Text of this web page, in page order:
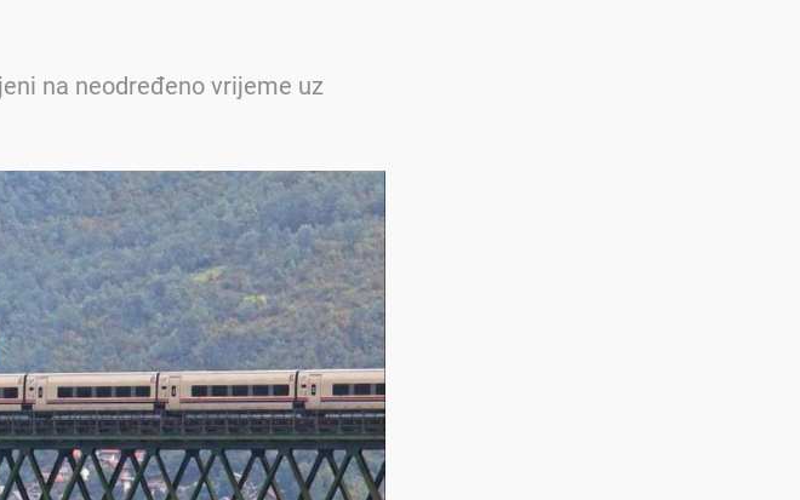
na neodređeno vrijeme uz